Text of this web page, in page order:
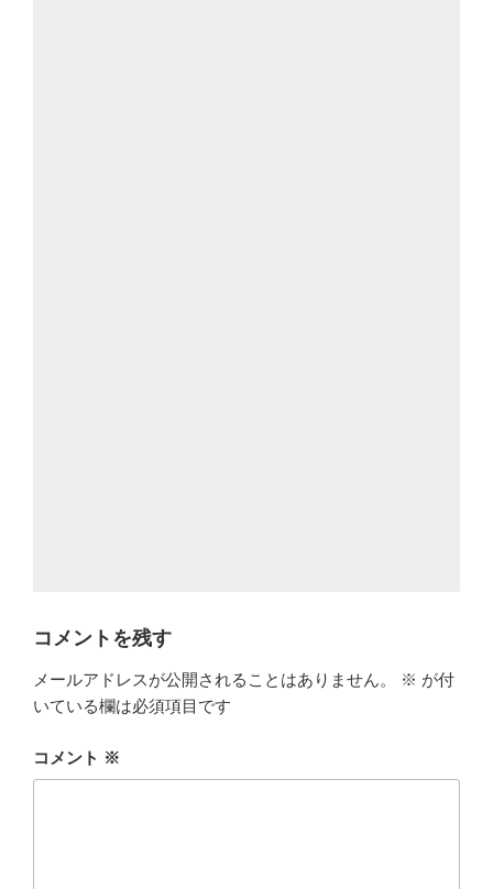
コメントを残す
メールアドレスが公開されることはありません。 ※ が付
いている欄は必須項目です
コメント ※